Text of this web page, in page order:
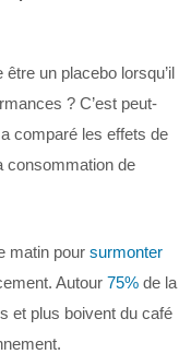
un placebo lorsqu’il
? C’est peut-
comparé les effets de
consommation de
matin pour surmonter
Autour 75% de la
et plus boivent du café